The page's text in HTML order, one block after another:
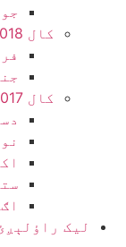
کال 2018
کال 2017
ليک